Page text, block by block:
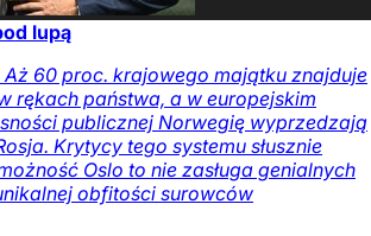
lupą
60 proc. krajowego majątku znajduje
rękach państwa, a w europejskim
publicznej Norwegię wyprzedzają
Krytycy tego systemu słusznie
Oslo to nie zasługa genialnych
obfitości surowców